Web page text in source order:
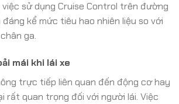
sử dụng Cruise Control trên đường
kể mức tiêu hao nhiên liệu so với
ga.
mái khi lái xe
trực tiếp liên quan đến động cơ hay
rất quan trọng đối với người lái. Việc